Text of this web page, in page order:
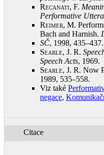
Recanati, F.
Performative
Reimer, M.
Bach and Harnish.
SČ, 1998, 435–437.
Searle, J. R.
Speech Acts, 1969.
Searle, J. R. Now
1989, 535–558.
Viz také
negace,
Citace